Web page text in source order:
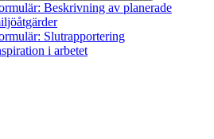
Beskrivning av planerade
Slutrapportering
i arbetet